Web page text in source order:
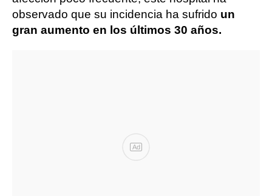
observado que su incidencia ha sufrido un
gran aumento en los últimos 30 años.
Ad